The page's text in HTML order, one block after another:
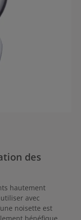
des
hautement
avec
noisette est